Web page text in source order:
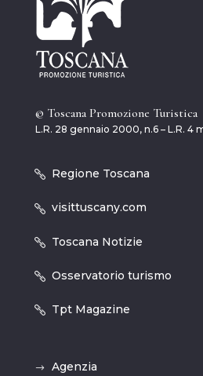
© Toscana Promozione Turistica
L.R. 28 gennaio 2000, n.6 – L.R. 4
Regione Toscana
visittuscany.com
Toscana Notizie
Osservatorio turismo
Tpt Magazine
Agenzia